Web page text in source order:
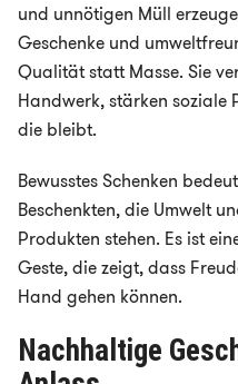
und unnötigen Müll
Geschenke und
Qualität statt Masse. Sie
Handwerk, stärken soziale
die bleibt.
Bewusstes Schenken
Beschenkten, die Umwelt
Produkten stehen. Es ist
Geste, die zeigt, dass
Hand gehen können.
Nachhaltige